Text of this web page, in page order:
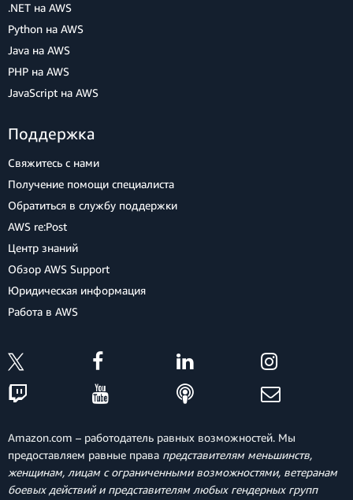
.NET на AWS
Python на AWS
Java на AWS
PHP на AWS
JavaScript на AWS
Поддержка
Свяжитесь с нами
Получение помощи специалиста
Обратиться в службу поддержки
AWS re:Post
Центр знаний
Обзор AWS Support
Юридическая информация
Работа в AWS
Amazon.com – работодатель равных возможностей. Мы
предоставляем равные права представителям меньшинств,
женщинам, лицам с ограниченными возможностями, ветеранам
боевых действий и представителям любых гендерных групп